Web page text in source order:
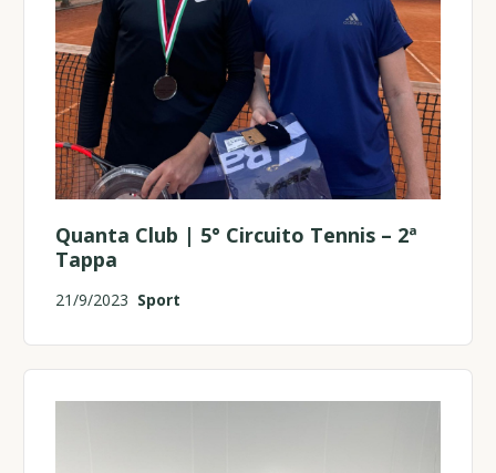
Quanta Club | 5° Circuito Tennis – 2ª
Tappa
21/9/2023 Sport